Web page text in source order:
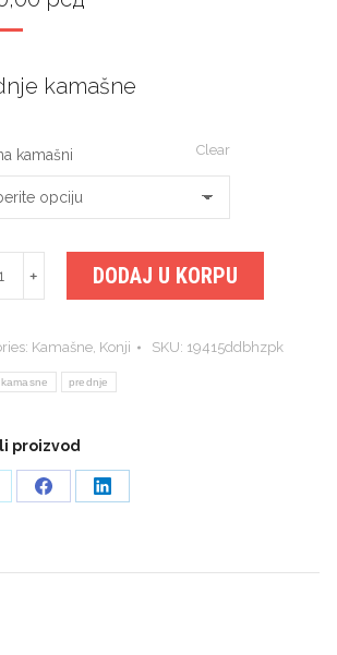
kamašne
kamašni Clear
﹢ DODAJ U KORPU
Kamašne, Konji SKU: 19415ddbhzpk
kamasne prednje
proizvod
Share
Share